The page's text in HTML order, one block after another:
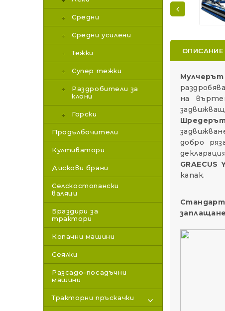
Средни
Средни усилени
Тежки
Супер тежки
Раздробители за
клони
Горски
Продълбочители
Култиватори
Дискови брани
Селскостопански
валяци
Браздири за
трактори
Копачни машини
Сеялки
Разсадо-посадъчни
машини
Тракторни пръскачки
ОПИСАНИЕ
Мулчерът
на
добро
капак.